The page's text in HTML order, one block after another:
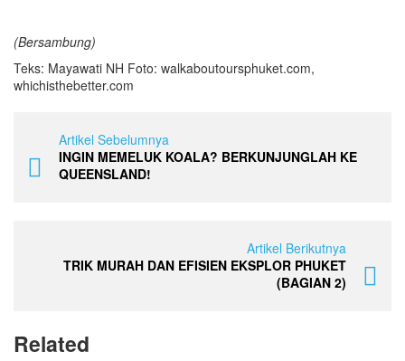
(Bersambung)
Teks: Mayawati NH Foto: walkaboutoursphuket.com,
whichisthebetter.com
Artikel Sebelumnya
INGIN MEMELUK KOALA? BERKUNJUNGLAH KE
QUEENSLAND!
Artikel Berikutnya
TRIK MURAH DAN EFISIEN EKSPLOR PHUKET
(BAGIAN 2)
Related